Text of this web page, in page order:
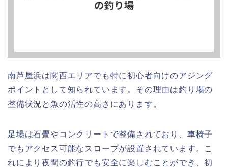
南芦屋浜は関西エリアでも特に初心者向けのアジング
ポイントとして知られています。その理由は釣り場の
整備状況と魚の活性の高さにあります。
足場は石畳やコンクリートで整備されており、車椅子
でもアクセス可能なスロープが設置されています。こ
れにより夜間の釣行でも安全に楽しむことができ、初